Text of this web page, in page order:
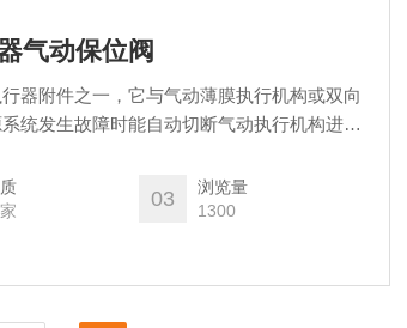
气动保位阀
器附件之一，它与气动薄膜执行机构或双向
统发生故障时能自动切断气动执行机构进气
03
浏览量
1300